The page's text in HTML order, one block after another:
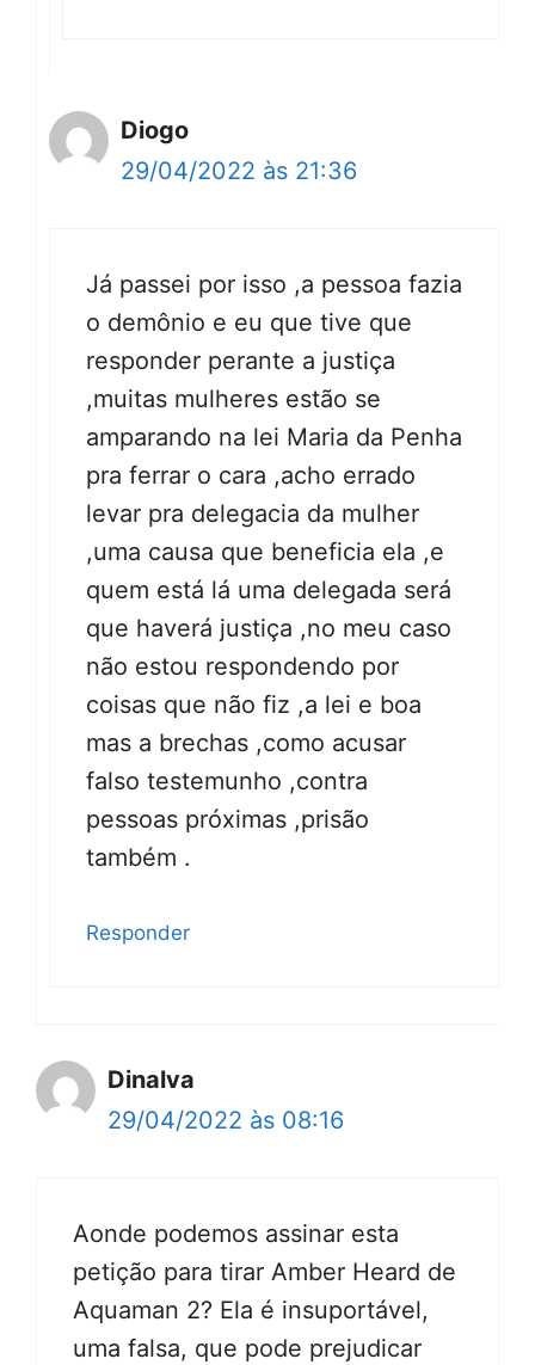
Diogo
29/04/2022 às 21:36
Já passei por isso ,a pessoa fazia
o demônio e eu que tive que
responder perante a justiça
,muitas mulheres estão se
amparando na lei Maria da Penha
pra ferrar o cara ,acho errado
levar pra delegacia da mulher
,uma causa que beneficia ela ,e
quem está lá uma delegada será
que haverá justiça ,no meu caso
não estou respondendo por
coisas que não fiz ,a lei e boa
mas a brechas ,como acusar
falso testemunho ,contra
pessoas próximas ,prisão
também .
Responder
Dinalva
29/04/2022 às 08:16
Aonde podemos assinar esta
petição para tirar Amber Heard de
Aquaman 2? Ela é insuportável,
uma falsa, que pode prejudicar